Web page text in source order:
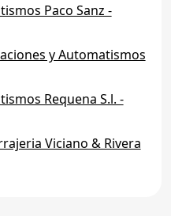
Paco Sanz -
y Automatismos
Requena S.l. -
Viciano & Rivera